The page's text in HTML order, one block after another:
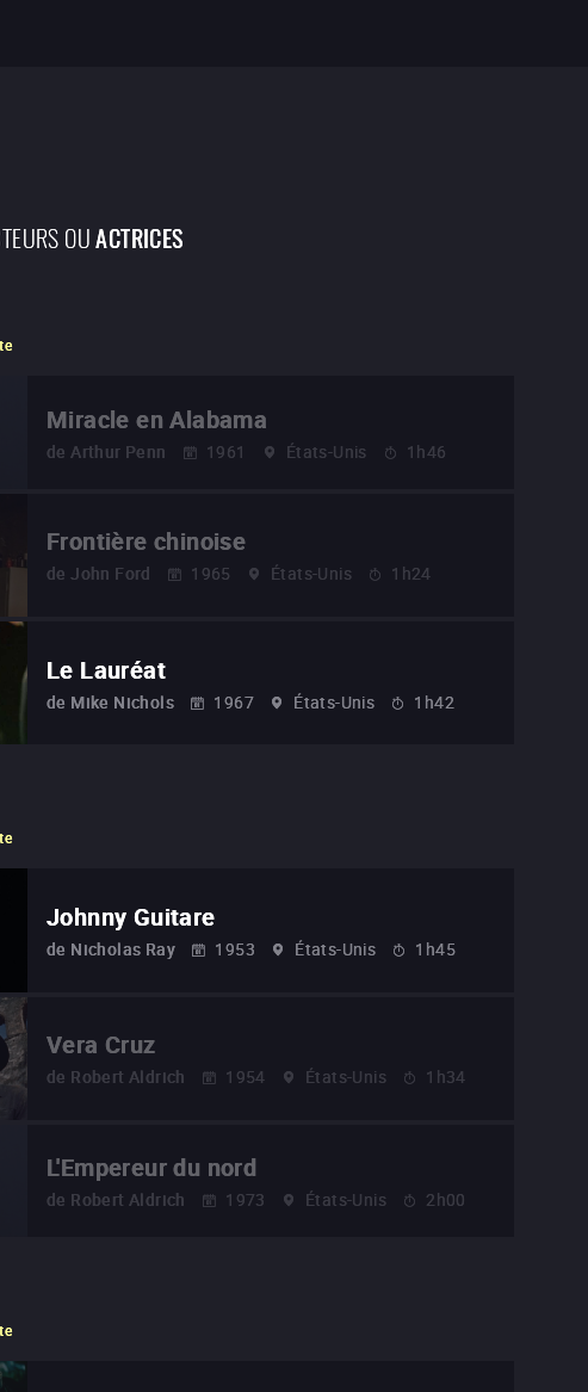
OUACTRICES
Miracle en Alabama
de Arthur Penn 1961 États-Unis 1h46
Frontière chinoise
de John Ford 1965 États-Unis 1h24
Le Lauréat
de Mike Nichols 1967 États-Unis 1h42
Johnny Guitare
de Nicholas Ray 1953 États-Unis 1h45
Vera Cruz
de Robert Aldrich 1954 États-Unis 1h34
L'Empereur du nord
de Robert Aldrich 1973 États-Unis 2h00